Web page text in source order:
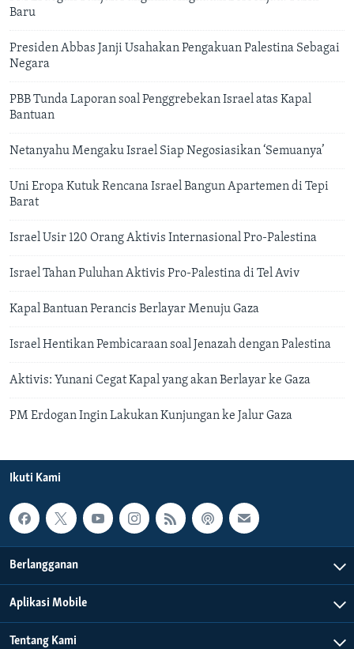
Baru
Presiden Abbas Janji Usahakan Pengakuan Palestina Sebagai
Negara
PBB Tunda Laporan soal Penggrebekan Israel atas Kapal
Bantuan
Netanyahu Mengaku Israel Siap Negosiasikan ‘Semuanya’
Uni Eropa Kutuk Rencana Israel Bangun Apartemen di Tepi
Barat
Israel Usir 120 Orang Aktivis Internasional Pro-Palestina
Israel Tahan Puluhan Aktivis Pro-Palestina di Tel Aviv
Kapal Bantuan Perancis Berlayar Menuju Gaza
Israel Hentikan Pembicaraan soal Jenazah dengan Palestina
Aktivis: Yunani Cegat Kapal yang akan Berlayar ke Gaza
PM Erdogan Ingin Lakukan Kunjungan ke Jalur Gaza
Ikuti Kami
Berlangganan
Aplikasi Mobile
Tentang Kami